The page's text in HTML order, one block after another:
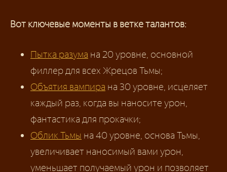
Вот ключевые моменты в ветке талантов:
Пытка разума на 20 уровне, основной
филлер для всех Жрецов Тьмы;
Объятия вампира на 30 уровне, исцеляет
каждый раз, когда вы наносите урон,
фантастика для прокачки;
Облик Тьмы на 40 уровне, основа Тьмы,
увеличивает наносимый вами урон,
уменьшает получаемый урон и позволяет